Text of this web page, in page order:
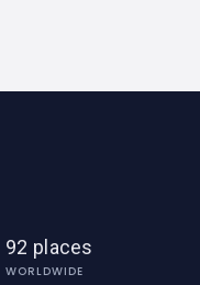
92 places
WORLDWIDE